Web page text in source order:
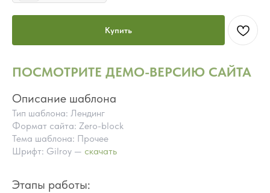
Купить
ПОСМОТРИТЕ ДЕМО-ВЕРСИЮ САЙТА
Описание шаблона
Тип шаблона: Лендинг
Формат сайта: Zero-block
Тема шаблона: Прочее
Шрифт: Gilroy — скачать
Этапы работы: